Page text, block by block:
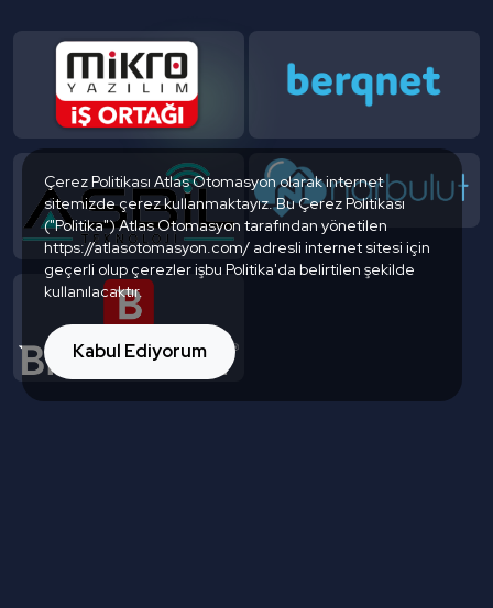
Çerez Politikası Atlas Otomasyon olarak internet
sitemizde çerez kullanmaktayız. Bu Çerez Politikası
("Politika") Atlas Otomasyon tarafından yönetilen
https://atlasotomasyon.com/ adresli internet sitesi için
geçerli olup çerezler işbu Politika'da belirtilen şekilde
kullanılacaktır.
Kabul Ediyorum